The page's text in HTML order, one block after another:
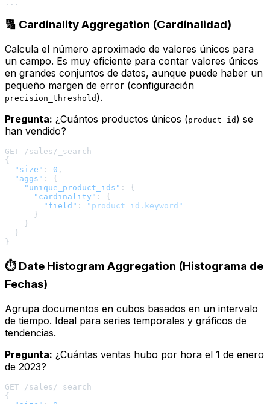
🔢 Cardinality Aggregation (Cardinalidad)
Calcula el número aproximado de valores únicos para
un campo. Es muy eficiente para contar valores únicos
en grandes conjuntos de datos, aunque puede haber un
pequeño margen de error (configuración
precision_threshold ).
Pregunta: ¿Cuántos productos únicos (product_id ) se
han vendido?
{
"size" : 0 ,
"aggs" :
{
"unique_product_ids" :
{
"cardinality" :
{
"field" :
"product_id.keyword"
}
}
}
}
⏱️ Date Histogram Aggregation (Histograma de
Fechas)
Agrupa documentos en cubos basados en un intervalo
de tiempo. Ideal para series temporales y gráficos de
tendencias.
Pregunta: ¿Cuántas ventas hubo por hora el 1 de enero
de 2023?
{